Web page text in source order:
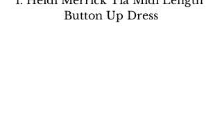
Button Up Dress